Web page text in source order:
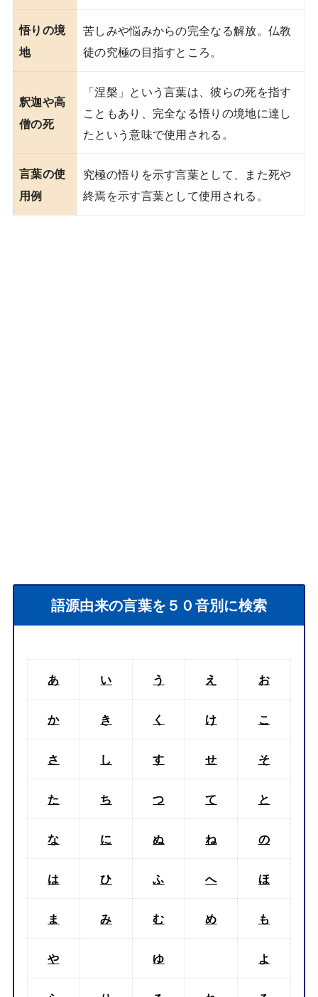
悟りの境
地
苦しみや悩みからの完全なる解放。仏教
徒の究極の目指すところ。
釈迦や高
僧の死
「涅槃」という言葉は、彼らの死を指す
こともあり、完全なる悟りの境地に達し
たという意味で使用される。
言葉の使
用例
究極の悟りを示す言葉として、また死や
終焉を示す言葉として使用される。
語源由来の言葉を５０音別に検索
あ い う え お
か き く け こ
さ し す せ そ
た ち つ て と
な に ぬ ね の
は ひ ふ へ ほ
ま み む め も
や ゆ よ